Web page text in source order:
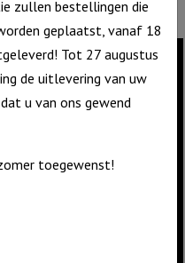
zullen bestellingen die
geplaatst, vanaf 18
Tot 27 augustus
de uitlevering van uw
u van ons gewend
toegewenst!